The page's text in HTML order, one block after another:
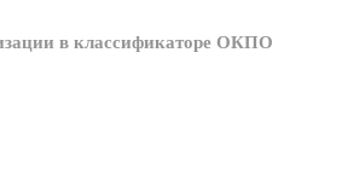
в классификаторе ОКПО